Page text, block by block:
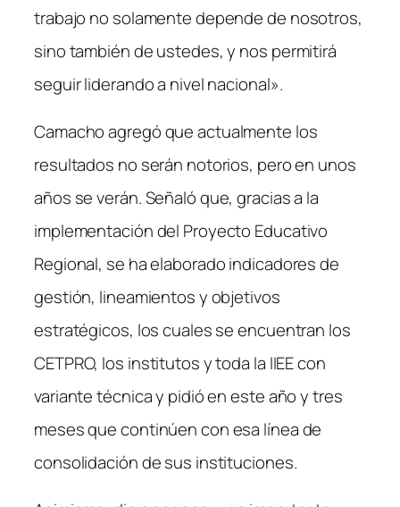
trabajo no solamente depende de nosotros,
sino también de ustedes, y nos permitirá
seguir liderando a nivel nacional».
Camacho agregó que actualmente los
resultados no serán notorios, pero en unos
años se verán. Señaló que, gracias a la
implementación del Proyecto Educativo
Regional, se ha elaborado indicadores de
gestión, lineamientos y objetivos
estratégicos, los cuales se encuentran los
CETPRO, los institutos y toda la IIEE con
variante técnica y pidió en este año y tres
meses que continúen con esa línea de
consolidación de sus instituciones.